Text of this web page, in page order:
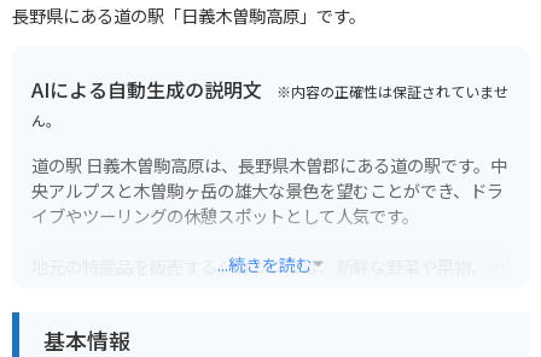
長野県にある道の駅「日義木曽駒高原」です。
AIによる自動生成の説明文 ※内容の正確性は保証されていませ
ん。
道の駅 日義木曽駒高原は、長野県木曽郡にある道の駅です。中
央アルプスと木曽駒ヶ岳の雄大な景色を望むことができ、ドラ
イブやツーリングの休憩スポットとして人気です。
地元の特産品を販売するショップでは、新鮮な野菜や果物、木
どが味わえます。
...続きを読む
基本情報